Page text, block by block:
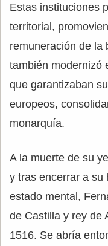
Estas instituciones
territorial,
remuneración de la
también modernizó
que garantizaban
europeos,
monarquía.
A la muerte de su
y tras encerrar a su
estado mental,
de Castilla y rey de
1516. Se abría